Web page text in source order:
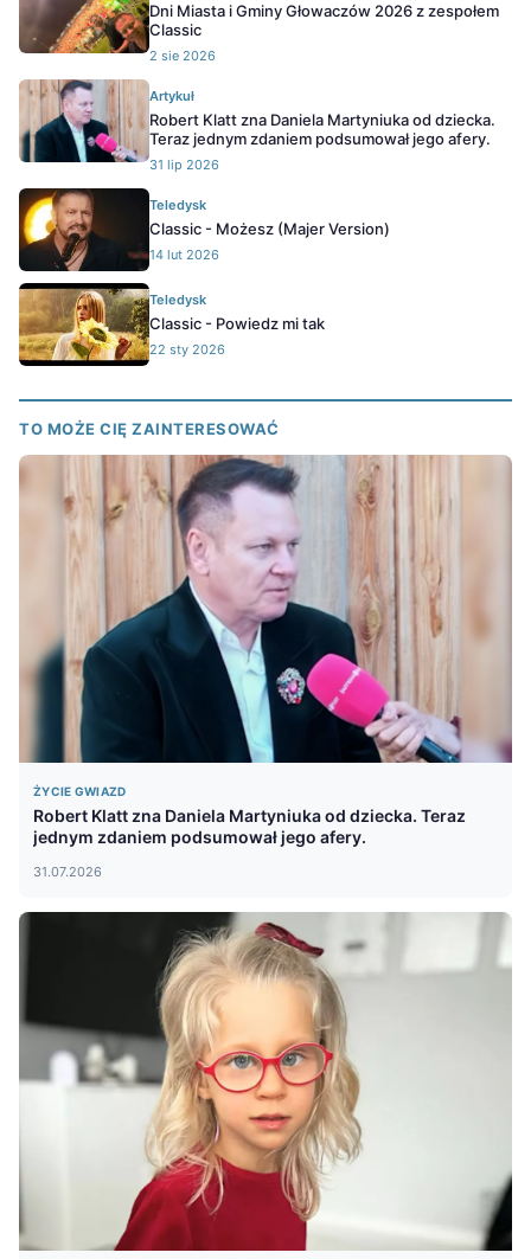
Dni Miasta i Gminy Głowaczów 2026 z zespołem
Classic
2 sie 2026
Artykuł
Robert Klatt zna Daniela Martyniuka od dziecka.
Teraz jednym zdaniem podsumował jego afery.
31 lip 2026
Teledysk
Classic - Możesz (Majer Version)
14 lut 2026
Teledysk
Classic - Powiedz mi tak
22 sty 2026
TO MOŻE CIĘ ZAINTERESOWAĆ
ŻYCIE GWIAZD
Robert Klatt zna Daniela Martyniuka od dziecka. Teraz
jednym zdaniem podsumował jego afery.
31.07.2026